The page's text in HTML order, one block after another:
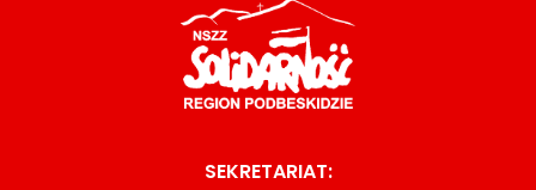
SEKRETARIAT: